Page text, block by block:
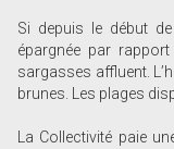
Si depuis le début
épargnée par
sargasses affluent.
brunes. Les plages
La Collectivité paie